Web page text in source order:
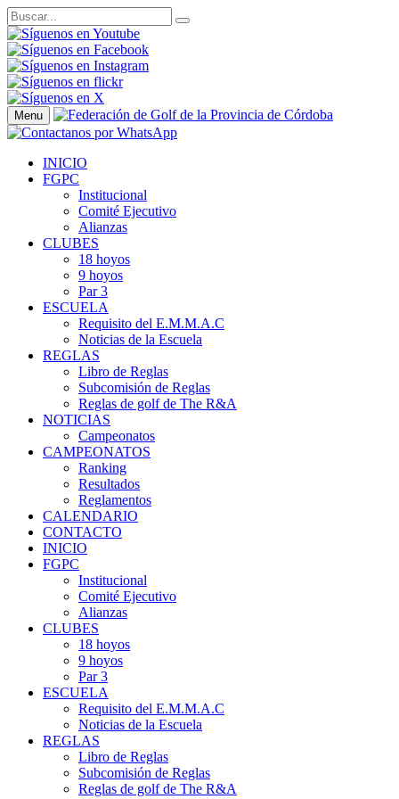
Menu
INICIO
FGPC
Institucional
Comité Ejecutivo
Alianzas
CLUBES
18 hoyos
9 hoyos
Par 3
ESCUELA
Requisito del E.M.M.A.C
Noticias de la Escuela
REGLAS
Libro de Reglas
Subcomisión de Reglas
Reglas de golf de The R&A
NOTICIAS
Campeonatos
CAMPEONATOS
Ranking
Resultados
Reglamentos
CALENDARIO
CONTACTO
INICIO
FGPC
Institucional
Comité Ejecutivo
Alianzas
CLUBES
18 hoyos
9 hoyos
Par 3
ESCUELA
Requisito del E.M.M.A.C
Noticias de la Escuela
REGLAS
Libro de Reglas
Subcomisión de Reglas
Reglas de golf de The R&A